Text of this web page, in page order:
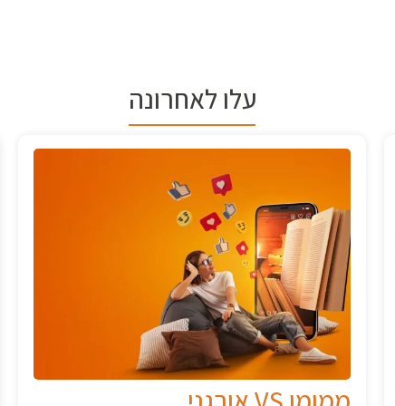
עלו לאחרונה